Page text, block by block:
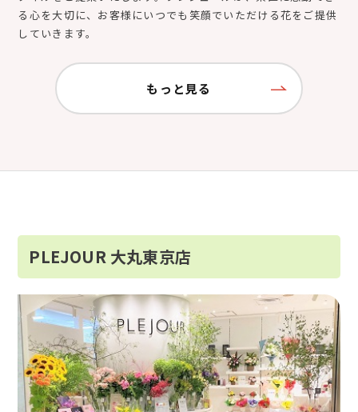
る心を大切に、お客様にいつでも笑顔でいただける花をご提供
していきます。
もっと見る
PLEJOUR 大丸東京店